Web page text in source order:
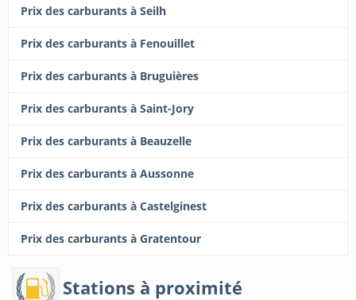
Prix des carburants à Seilh
Prix des carburants à Fenouillet
Prix des carburants à Bruguières
Prix des carburants à Saint-Jory
Prix des carburants à Beauzelle
Prix des carburants à Aussonne
Prix des carburants à Castelginest
Prix des carburants à Gratentour
Stations à proximité